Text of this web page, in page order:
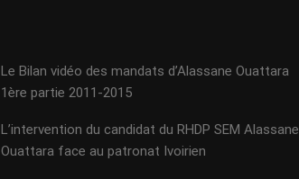
Le Bilan vidéo des mandats d’Alassane Ouattara
1ère partie 2011-2015
L’intervention du candidat du RHDP SEM Alassane
Ouattara face au patronat Ivoirien